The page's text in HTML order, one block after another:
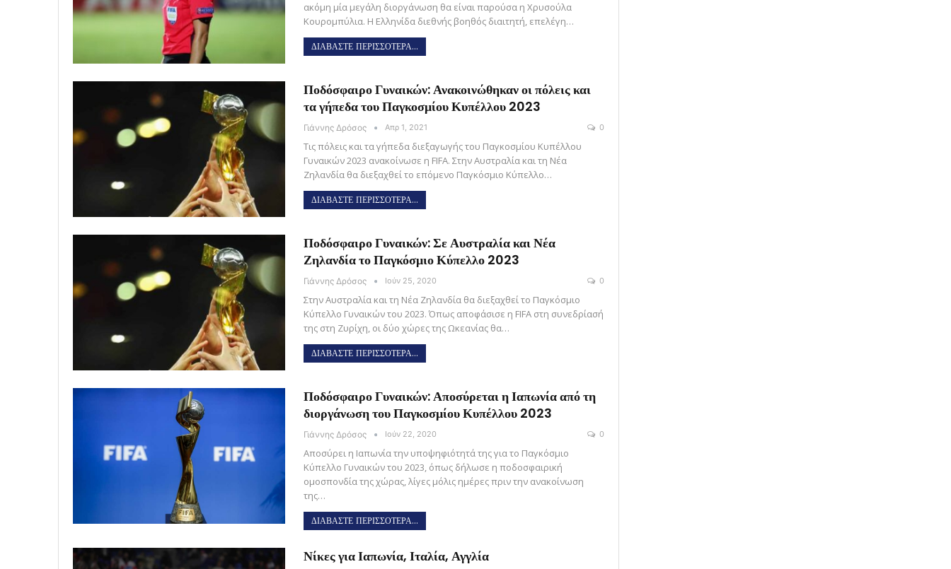
ακόμη μία μεγάλη διοργάνωση θα είναι παρούσα η Χρυσούλα
Κουρομπύλια. Η Ελληνίδα διεθνής βοηθός διαιτητή, επελέγη…
ΔΙΑΒΑΣΤΕ ΠΕΡΙΣΣΟΤΕΡΑ...
Ποδόσφαιρο Γυναικών: Ανακοινώθηκαν οι πόλεις και
τα γήπεδα του Παγκοσμίου Κυπέλλου 2023
Γιάννης Δρόσος Απρ 1, 2021 0
Τις πόλεις και τα γήπεδα διεξαγωγής του Παγκοσμίου Κυπέλλου
Γυναικών 2023 ανακοίνωσε η FIFA. Στην Αυστραλία και τη Νέα
Ζηλανδία θα διεξαχθεί το επόμενο Παγκόσμιο Κύπελλο…
ΔΙΑΒΑΣΤΕ ΠΕΡΙΣΣΟΤΕΡΑ...
Ποδόσφαιρο Γυναικών: Σε Αυστραλία και Νέα
Ζηλανδία το Παγκόσμιο Κύπελλο 2023
Γιάννης Δρόσος Ιούν 25, 2020 0
Στην Αυστραλία και τη Νέα Ζηλανδία θα διεξαχθεί το Παγκόσμιο
Κύπελλο Γυναικών του 2023. Όπως αποφάσισε η FIFA στη συνεδρίασή
της στη Ζυρίχη, οι δύο χώρες της Ωκεανίας θα…
ΔΙΑΒΑΣΤΕ ΠΕΡΙΣΣΟΤΕΡΑ...
Ποδόσφαιρο Γυναικών: Αποσύρεται η Ιαπωνία από τη
διοργάνωση του Παγκοσμίου Κυπέλλου 2023
Γιάννης Δρόσος Ιούν 22, 2020 0
Αποσύρει η Ιαπωνία την υποψηφιότητά της για το Παγκόσμιο
Κύπελλο Γυναικών του 2023, όπως δήλωσε η ποδοσφαιρική
ομοσπονδία της χώρας, λίγες μόλις ημέρες πριν την ανακοίνωση
της…
ΔΙΑΒΑΣΤΕ ΠΕΡΙΣΣΟΤΕΡΑ...
Νίκες για Ιαπωνία, Ιταλία, Αγγλία